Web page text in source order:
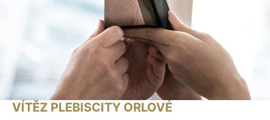
VÍTĚZ PLEBISCITY ORLOVÉ